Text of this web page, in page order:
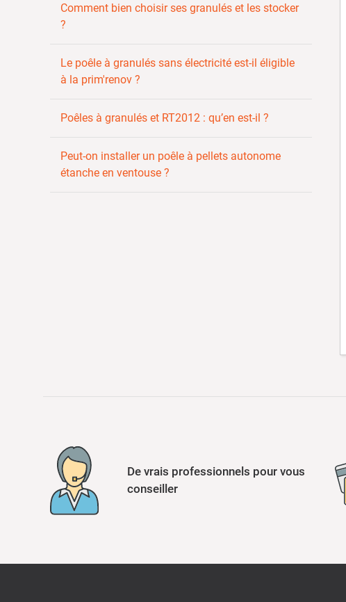
Comment bien choisir ses granulés et les stocker
?
Le poêle à granulés sans électricité est-il éligible
à la prim'renov ?
Poêles à granulés et RT2012 : qu’en est-il ?
Peut-on installer un poêle à pellets autonome
étanche en ventouse ?
De vrais professionnels pour vous
conseiller